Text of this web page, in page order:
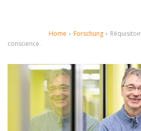
Home › Forschung ›
conscience.